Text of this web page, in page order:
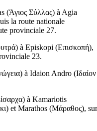
(Άγιος Σύλλας) à Agia
la route nationale
provinciale 27.
) à Episkopi (Επισκοπή),
23.
) à Idaion Andro (Ιδαίον
) à Kamariotis
) et Marathos (Μάραθος), sur